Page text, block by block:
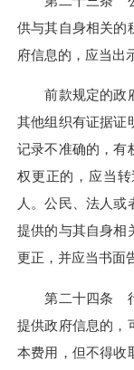
供与其自身相关的
府信息的，应当出
前款规定的政府
其他组织有证据证
记录不准确的，有
权更正的，应当
人。公民、法人或
提供的与其自身相
更正，并应当书面
第二十四条 行
提供政府信息的，
本费用，但不得收